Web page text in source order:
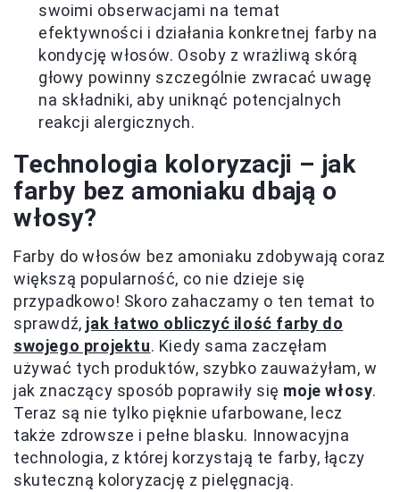
swoimi obserwacjami na temat
efektywności i działania konkretnej farby na
kondycję włosów. Osoby z wrażliwą skórą
głowy powinny szczególnie zwracać uwagę
na składniki, aby uniknąć potencjalnych
reakcji alergicznych.
Technologia koloryzacji – jak
farby bez amoniaku dbają o
włosy?
Farby do włosów bez amoniaku zdobywają coraz
większą popularność, co nie dzieje się
przypadkowo! Skoro zahaczamy o ten temat to
sprawdź, jak łatwo obliczyć ilość farby do
swojego projektu. Kiedy sama zaczęłam
używać tych produktów, szybko zauważyłam, w
jak znaczący sposób poprawiły się moje włosy.
Teraz są nie tylko pięknie ufarbowane, lecz
także zdrowsze i pełne blasku. Innowacyjna
technologia, z której korzystają te farby, łączy
skuteczną koloryzację z pielęgnacją.